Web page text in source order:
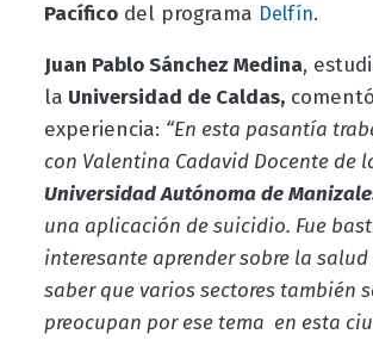
Pacíficodel programa Delfín.
Juan Pablo Sánchez Medina,
la Universidad de Caldas,
experiencia: “En esta pasantía
con Valentina Cadavid Docente de
Universidad Autónoma de
una aplicación de suicidio. Fue
interesante aprender sobre la
saber que varios sectores también
preocupan por ese tema en esta